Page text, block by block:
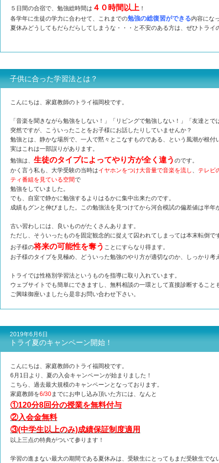
５日間の合宿で、勉強総時間は ４０時間以上 ！
各学年に生徒の学力に合わせて、これまでの勉強の総復習ができる内容にな
夏休みどうしてもだらだらしてしまうな・・・と不安のある方は、ぜひトライ
子供に合った学習法とは？
こんにちは、家庭教師のトライ福岡校です。
「音楽を聞きながら勉強をしない！」「リビングで勉強しない！」「友達と
突然ですが、こういったことをお子様にお話したりしていませんか？
勉強とは、静かな場所で、一人で黙々とこなすものである、という風潮が根付
実はこれは一部誤りがあります。
勉強は、 生徒のタイプによってやり方が全く違う のです。
かく言う私も、大学受験の当時はイヤホンをつけ大音量で音楽を流し 、 テレビ
ティ番組を見ている空間で
勉強をしていました。
でも、自室で静かに勉強するよりはるかに集中出来たのです。
成績もグンと伸びました。この勉強法を見つけてから河合模試の偏差値は半年
古い習わしには、良いものがたくさんあります。
ただし、そういったものを固定観念的に捉えて囚われてしまっては本末転倒で
お子様の将来の可能性を奪う ことにすらなり得ます。
お子様のタイプを見極め、どういった勉強のやり方が適切なのか、しっかり考
トライでは性格別学習法というものを指導に取り入れています。
ウェブサイトでも簡単にできますし、無料相談の一環として直接診断すること
ご興味御座いましたら是非お問い合わせ下さい。
2019年6月6日
トライ夏のキャンペーン開始！
こんにちは、家庭教師のトライ福岡校です。
6月1日より、夏の入会キャンペーンが始まりました！
こちら、過去最大規模のキャンペーンとなっております。
家庭教師を6/30までにお申し込み頂いた方には、なんと
①120分8回分の授業を無料付与
②入会金無料
③(中学生以上のみ)成績保証制度適用
以上三点の特典がついて参ります！
学習の進まない最大の期間である夏休みは、受験生にとってもまだ受験生でな